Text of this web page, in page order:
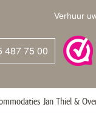
Verhuur
487 75 00
Jan Thiel &